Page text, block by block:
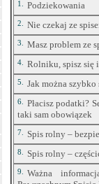
1. Podziekowania
2. Nie czekaj ze
3. Masz problem ze
4. Rolniku, spisz się
5. Jak można szybko
6.
Płacisz podatki?
taki sam obowiązek
7. Spis rolny –
8. Spis rolny –
9.
Ważna